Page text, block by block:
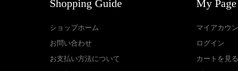
Shopping Guide
ショップホーム
お問い合わせ
お支払い方法について
My Page
マイアカウ
ログイン
カートを見る